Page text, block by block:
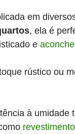
em
, ela é
e
rústico ou
à umidade